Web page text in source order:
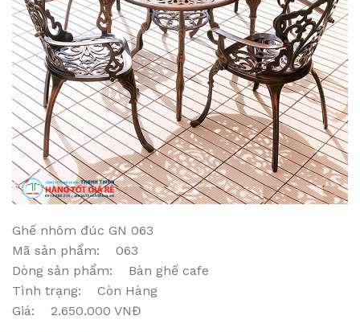
Ghế nhôm đúc GN 063
Mã sản phẩm: 063
Dòng sản phẩm: Bàn ghế cafe
Tình trạng: Còn Hàng
Giá: 2.650.000 VNĐ